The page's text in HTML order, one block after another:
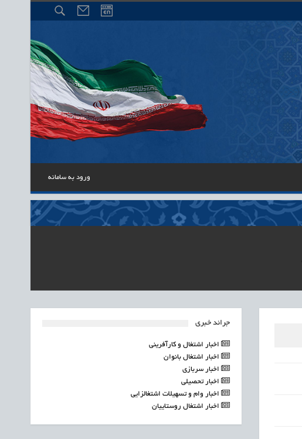
ورود به سامانه
جرائد خبری
اخبار اشتغال و کارآفرینی
اخبار اشتغال بانوان
اخبار سربازی
اخبار تحصیلی
اخبار وام و تسهیلات اشتغالزایی
اخبار اشتغال روستاییان